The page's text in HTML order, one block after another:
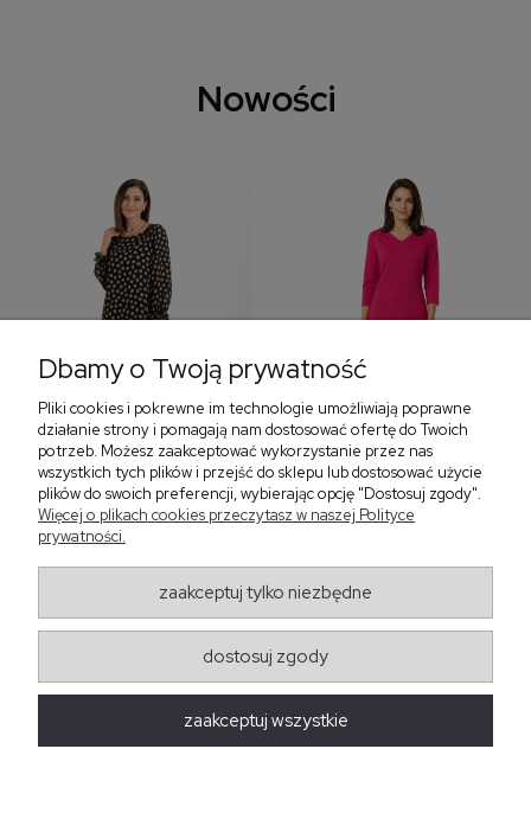
Nowości
Sukienka z falbaną i
bufiastym rękawem w
405,30 zł
Sukienka z dekoltem w
299,00 zł
‹
Regulaminy
Obsługa zamówień
Dbamy o Twoją prywatność
Pliki cookies i pokrewne im technologie umożliwiają poprawne
działanie strony i pomagają nam dostosować ofertę do Twoich
potrzeb. Możesz zaakceptować wykorzystanie przez nas
wszystkich tych plików i przejść do sklepu lub dostosować użycie
plików do swoich preferencji, wybierając opcję "Dostosuj zgody".
Więcej o plikach cookies przeczytasz w naszej Polityce
prywatności.
zaakceptuj tylko niezbędne
dostosuj zgody
zaakceptuj wszystkie